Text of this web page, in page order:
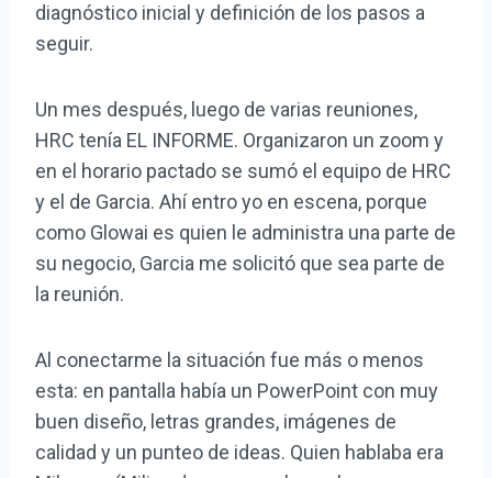
diagnóstico inicial y definición de los pasos a
seguir.
Un mes después, luego de varias reuniones,
HRC tenía EL INFORME. Organizaron un zoom y
en el horario pactado se sumó el equipo de HRC
y el de Garcia. Ahí entro yo en escena, porque
como Glowai es quien le administra una parte de
su negocio, Garcia me solicitó que sea parte de
la reunión.
Al conectarme la situación fue más o menos
esta: en pantalla había un PowerPoint con muy
buen diseño, letras grandes, imágenes de
calidad y un punteo de ideas. Quien hablaba era